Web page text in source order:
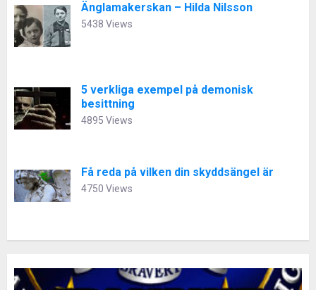
Änglamakerskan – Hilda Nilsson
5438 Views
5 verkliga exempel på demonisk
besittning
4895 Views
Få reda på vilken din skyddsängel är
4750 Views